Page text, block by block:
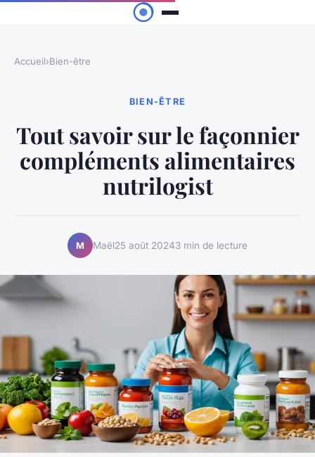
Accueil›Bien-être
BIEN-ÊTRE
Tout savoir sur le façonnier
compléments alimentaires
nutrilogist
M Maël25 août 20243 min de lecture